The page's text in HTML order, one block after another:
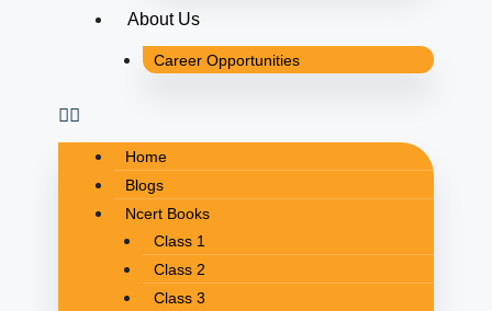
About Us
Career Opportunities
Home
Blogs
Ncert Books
Class 1
Class 2
Class 3